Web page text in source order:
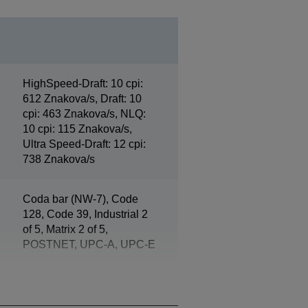
HighSpeed-Draft: 10 cpi:
612 Znakova/s, Draft: 10
cpi: 463 Znakova/s, NLQ:
10 cpi: 115 Znakova/s,
Ultra Speed-Draft: 12 cpi:
738 Znakova/s
Coda bar (NW-7), Code
128, Code 39, Industrial 2
of 5, Matrix 2 of 5,
POSTNET, UPC-A, UPC-E